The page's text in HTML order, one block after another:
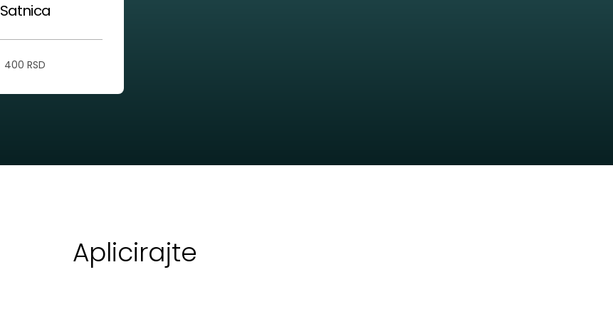
Satnica
400 RSD
Aplicirajte